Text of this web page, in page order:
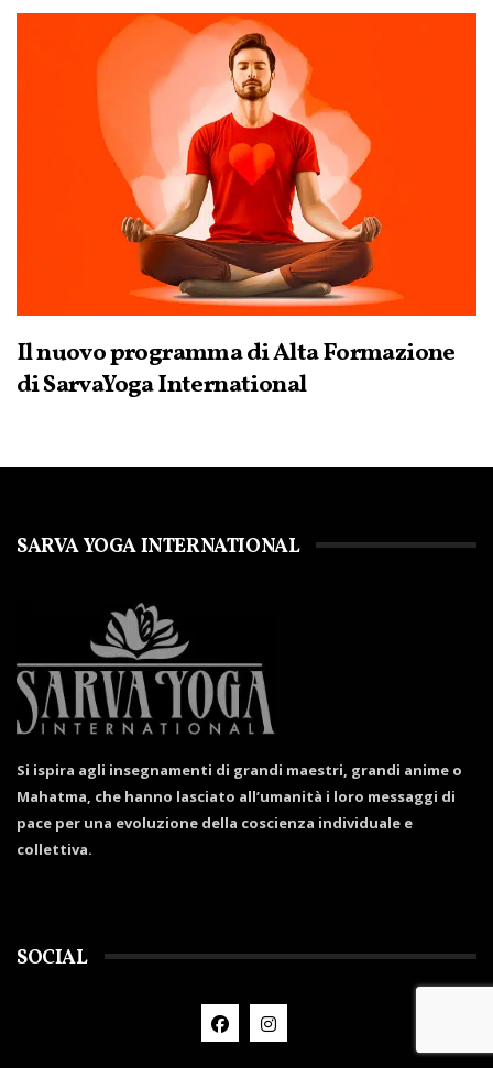
Il nuovo programma di Alta Formazione
di SarvaYoga International
SARVA YOGA INTERNATIONAL
Si ispira agli insegnamenti di grandi maestri, grandi anime o
Mahatma, che hanno lasciato all’umanità i loro messaggi di
pace per una evoluzione della coscienza individuale e
collettiva.
SOCIAL